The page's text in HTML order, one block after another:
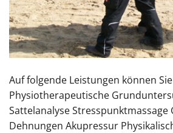
Auf folgende Leistungen können
Physiotherapeutische
Sattelanalyse
Dehnungen Akupressur